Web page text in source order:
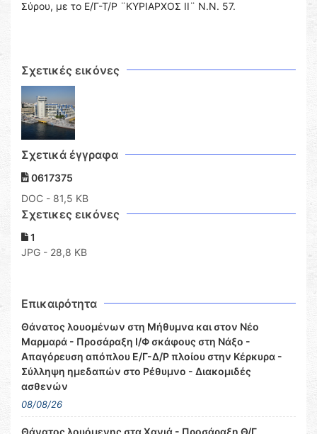
Σύρου, με το Ε/Γ-Τ/Ρ ¨ΚΥΡΙΑΡΧΟΣ ΙΙ¨ Ν.Ν. 57.
Σχετικές εικόνες
Σχετικά έγγραφα
0617375
DOC - 81,5 KB
Σχετικες εικόνες
1
JPG - 28,8 KB
Επικαιρότητα
Θάνατος λουομένων στη Μήθυμνα και στον Νέο
Μαρμαρά - Προσάραξη Ι/Φ σκάφους στη Νάξο -
Απαγόρευση απόπλου Ε/Γ-Δ/Ρ πλοίου στην Κέρκυρα -
Σύλληψη ημεδαπών στο Ρέθυμνο - Διακομιδές
ασθενών
08/08/26
Θάνατος λουόμενης στα Χανιά - Προσάραξη Θ/Γ